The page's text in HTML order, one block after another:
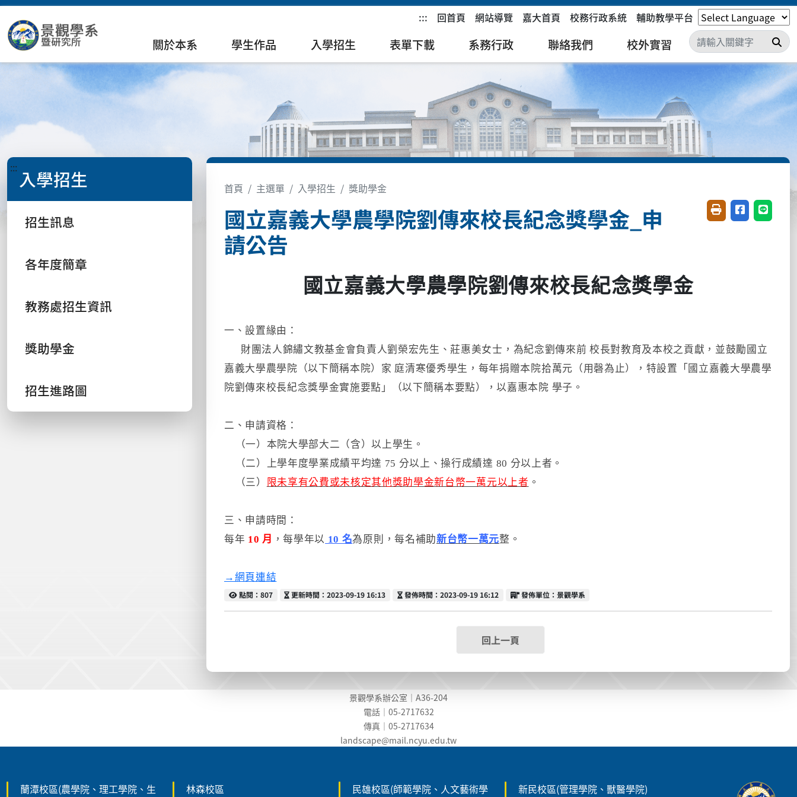
::: 回首頁 網站導覽 嘉大首頁 校務行政系統 輔助教學平台
關於本系 學生作品 入學招生 表單下載 系務行政 聯絡我們 校外實習 搜
::: 入學招生
招生訊息
各年度簡章
教務處招生資訊
獎助學金
招生進路圖
首頁 主選單 入學招生 獎助學金
國立嘉義大學農學院劉傳來校長紀念獎學金_申
請公告
友善列印(開新視窗)
分享至臉書(
分享至
國立嘉義大學農學院劉傳來校長紀念獎學金
一、設置緣由：
財團法人錦繡文教基金會負責人劉榮宏先生、莊惠美女士，為紀念劉傳來前 校長對教育及本校之貢獻，並鼓勵國立
嘉義大學農學院（以下簡稱本院）家 庭清寒優秀學生，每年捐贈本院拾萬元（用磬為止），特設置「國立嘉義大學農學
院劉傳來校長紀念獎學金實施要點」（以下簡稱本要點），以嘉惠本院 學子。
二、申請資格：
（一）本院大學部大二（含）以上學生。
（二）上學年度學業成績平均達 75 分以上、操行成績達 80 分以上者。
（三）
限未享有公費或未核定其他獎助學金新台幣一萬元以上者 。
三、申請時間：
每年 10 月 ，每學年以 10 名為原則，每名補助新台幣一萬元整。
→網頁連結
點閱
點閱：807 更新時間
更新時間：2023-09-19 16:13 發佈時間
發佈時間：2023-09-19 16:12 發佈單位
發佈單位：景觀學系
回上一頁
景觀學系辦公室｜A36-204
電話｜05-2717632
傳真｜05-2717634
landscape@mail.ncyu.edu.tw
蘭潭校區(農學院、理工學院、生
林森校區
民雄校區(師範學院、人文藝術學
新民校區(管理學院、獸醫學院)